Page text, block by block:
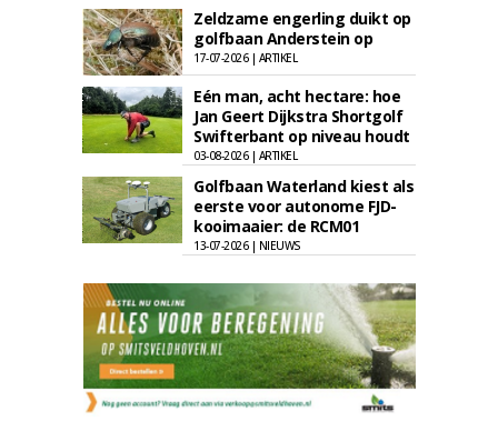
Zeldzame engerling duikt op
golfbaan Anderstein op
17-07-2026 | ARTIKEL
Eén man, acht hectare: hoe
Jan Geert Dijkstra Shortgolf
Swifterbant op niveau houdt
03-08-2026 | ARTIKEL
Golfbaan Waterland kiest als
eerste voor autonome FJD-
kooimaaier: de RCM01
13-07-2026 | NIEUWS